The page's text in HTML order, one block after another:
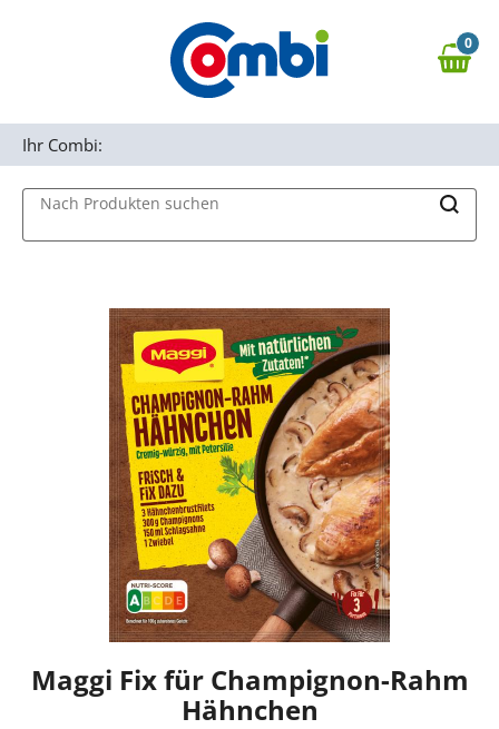
Zur Navigation springen
0,00 €
0
Nach Produkten suchen
Ihr Combi:
Maggi Fix für Champignon-Rahm
Hähnchen